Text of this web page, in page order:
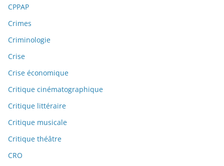
CPPAP
Crimes
Criminologie
Crise
Crise économique
Critique cinématographique
Critique littéraire
Critique musicale
Critique théâtre
CRO